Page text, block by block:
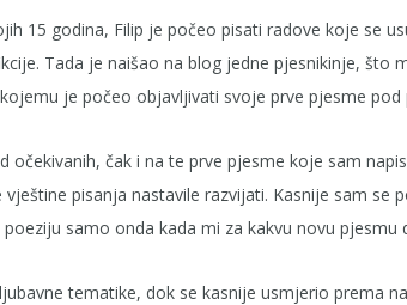
15 godina, Filip je počeo pisati radove koje se
Tada je naišao na blog jedne pjesnikinje, što
je počeo objavljivati svoje prve pjesme pod
očekivanih, čak i na te prve pjesme koje sam
pisanja nastavile razvijati. Kasnije sam se
samo onda kada mi za kakvu novu pjesmu
tematike, dok se kasnije usmjerio prema